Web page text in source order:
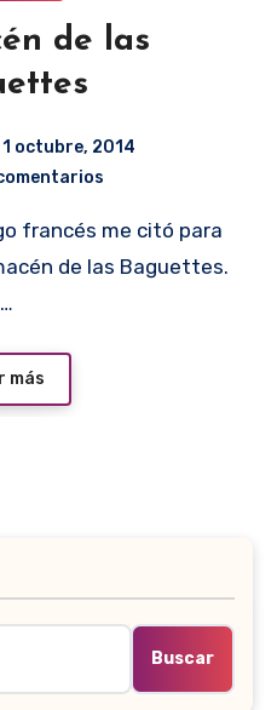
de las
1 octubre, 2014
de las Baguettes.
…
más
Buscar